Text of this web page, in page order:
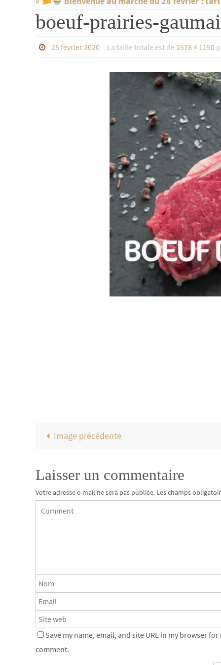
boeuf-prairies-
25 février 2020 La taille totale est de 1578 × 1150
Image précédente
Laisser un commentaire
Votre adresse e-mail ne sera pas publiée. Les champs
Save my name, email, and site URL in my browser
comment.